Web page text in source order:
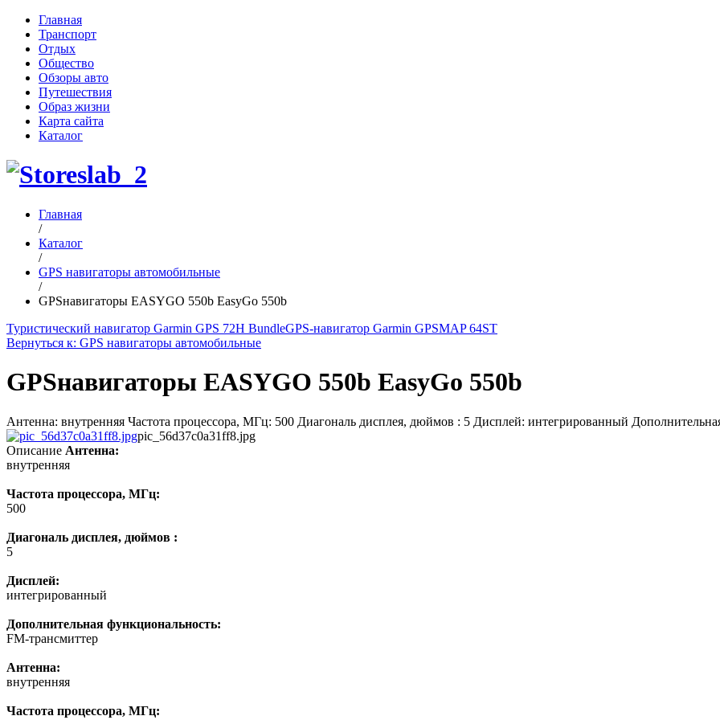
Главная
Транспорт
Отдых
Общество
Обзоры авто
Путешествия
Образ жизни
Карта сайта
Каталог
Главная
/
Каталог
/
GPS навигаторы автомобильные
/
GPSнавигаторы EASYGO 550b EasyGo 550b
Туристический навигатор Garmin GPS 72H BundleGPS-навигатор Garmin GPSMAP 64ST
Вернуться к: GPS навигаторы автомобильные
GPSнавигаторы EASYGO 550b EasyGo 550b
Антенна: внутренняя Частота процессора, МГц: 500 Диагональ дисплея, дюймов : 5 Дисплей: интегрированный
pic_56d37c0a31ff8.jpg
Описание Антенна:
внутренняя
Частота процессора, МГц:
500
Диагональ дисплея, дюймов :
5
Дисплей:
интегрированный
Дополнительная функциональность:
FM-трансмиттер
Антенна:
внутренняя
Частота процессора, МГц: